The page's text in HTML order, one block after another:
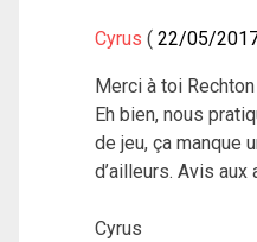
Cyrus 22/05/
Merci à toi
Eh bien, nous
de jeu, ça manque
d’ailleurs. Avis aux
Cyrus